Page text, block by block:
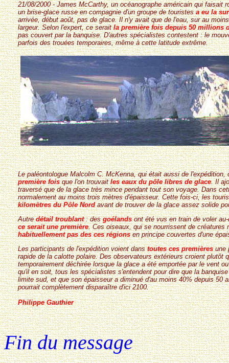
21/08/2000 - James McCarthy, un océanographe américain qui faisait
un brise-glace russe en compagnie d'un groupe de touristesa eu la
arrivée, début août, pas de glace. Il n'y avait que de l'eau, sur au
largeur. Selon l'expert, ce seraitla première fois depuis 50 millions
pas couvert par la banquise. D'autres spécialistes contestent : le
parfois des trouées temporaires, même à cette latitude extrême.
Le paléontologue Malcolm C. McKenna, qui était aussi de
première foisque l'on trouvaitles eaux du pôle libres de glace. Il
traversé que de la glace très mince pendant tout son voyage. Dans
normalement au moins trois mètres d'épaisseur. Cette fois-ci, les
kilomètres du Pôle Nordavant de trouver de la glace assez solide
Autredétail troublant: desgoélandsont été vus en train de voler
ce serait une première. Ces oiseaux, qui se nourrissent de créatures
habituellement pas des ces régionsen principe couvertes d'une
Les participants de l'expédition voient danstoutes ces premièresune
rapide de la calotte polaire. Des observateurs extérieurs croient plutôt
temporairement déchirée lorsque la glace a été emportée par le vent
qu'il en soit, tous les spécialistes s'entendent pour dire que la
limite sud, et que son épaisseur a diminué d'au moins 40% depuis 50
pourrait complètement disparaître d'ici 2100.
Philippe Gauthier
Fin du message